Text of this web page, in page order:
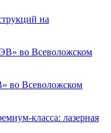
на
во Всеволожском